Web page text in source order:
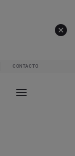
CONTACTO